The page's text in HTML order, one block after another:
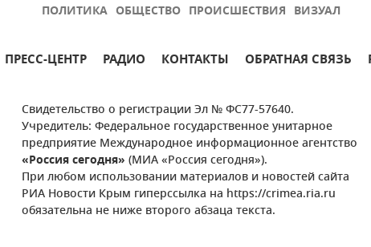
ПОЛИТИКА ОБЩЕСТВО ПРОИСШЕСТВИЯ ВИЗУАЛ
ПРЕСС-ЦЕНТР РАДИО КОНТАКТЫ ОБРАТНАЯ СВЯЗЬ
Свидетельство о регистрации Эл № ФС77-57640.
Учредитель: Федеральное государственное унитарное
предприятие Международное информационное агентство
«Россия сегодня» (МИА «Россия сегодня»).
При любом использовании материалов и новостей сайта
РИА Новости Крым гиперссылка на https://crimea.ria.ru
обязательна не ниже второго абзаца текста.